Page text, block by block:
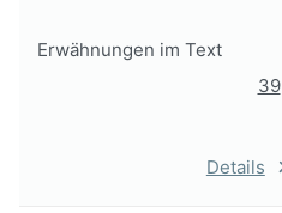
Erwähnungen im Text
39
Details